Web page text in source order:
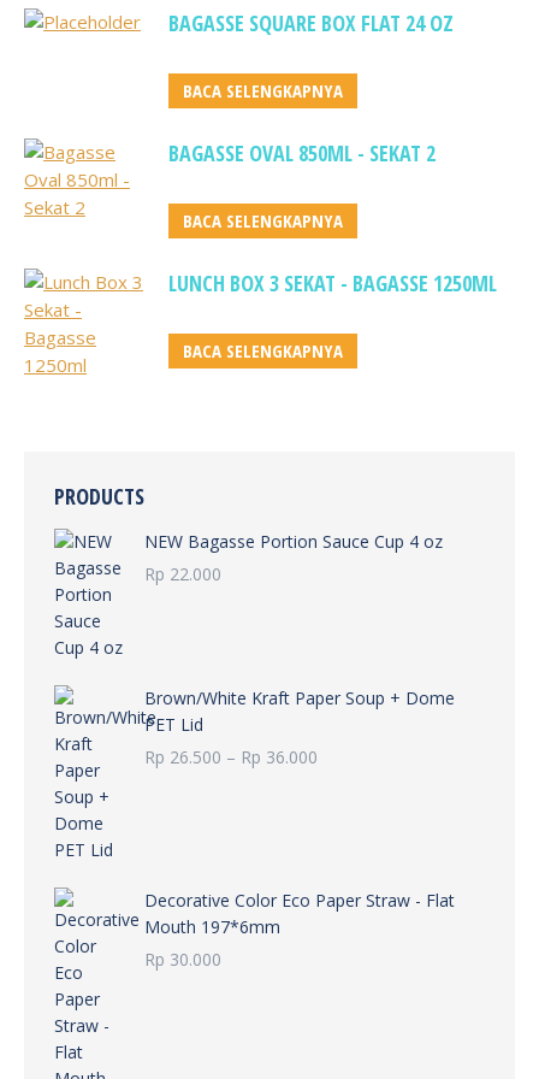
BAGASSE SQUARE BOX FLAT 24 OZ
BACA SELENGKAPNYA
BAGASSE OVAL 850ML - SEKAT 2
BACA SELENGKAPNYA
LUNCH BOX 3 SEKAT - BAGASSE 1250ML
BACA SELENGKAPNYA
PRODUCTS
NEW Bagasse Portion Sauce Cup 4 oz
Rp 22.000
Brown/White Kraft Paper Soup + Dome
PET Lid
Rp 26.500 – Rp 36.000
Decorative Color Eco Paper Straw - Flat
Mouth 197*6mm
Rp 30.000